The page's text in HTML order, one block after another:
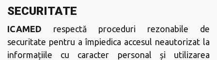
SECURITATE
ICAMED respectă proceduri rezonabile de
securitate pentru a împiedica accesul neautorizat la
informațiile cu caracter personal și utilizarea